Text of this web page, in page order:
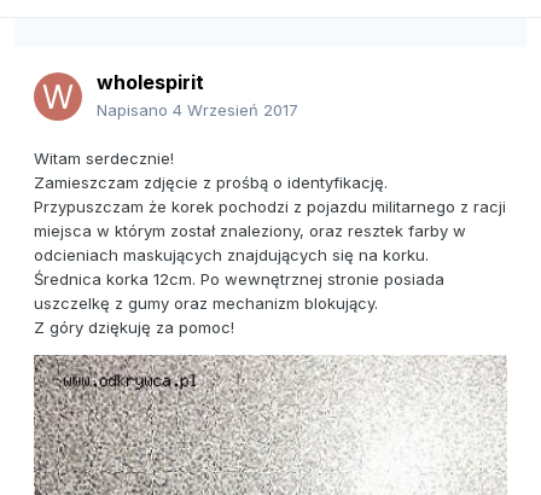
wholespirit
Napisano 4 Wrzesień 2017
Witam serdecznie!
Zamieszczam zdjęcie z prośbą o identyfikację.
Przypuszczam że korek pochodzi z pojazdu militarnego z racji
miejsca w którym został znaleziony, oraz resztek farby w
odcieniach maskujących znajdujących się na korku.
Średnica korka 12cm. Po wewnętrznej stronie posiada
uszczelkę z gumy oraz mechanizm blokujący.
Z góry dziękuję za pomoc!